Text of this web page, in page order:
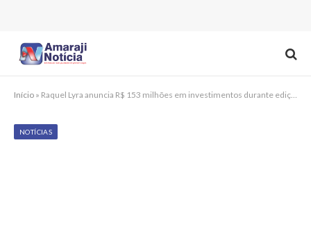
Início » Raquel Lyra anuncia R$ 153 milhões em investimentos durante edição do Ouvir para Mudar em Santa Cruz do Capibaribe
NOTÍCIAS